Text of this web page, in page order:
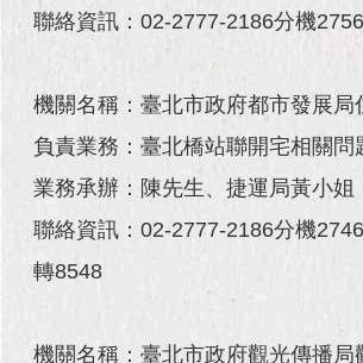
主
題
首
頁
網
導
English
聯絡資訊：02-2777-2186分機2756
機關名稱：臺北市政府都市發展局
負責業務：臺北橋站聯開宅相關問
業務承辦：陳先生、捷運局黃小姐
聯絡資訊：02-2777-2186分機
轉8548
機關名稱：臺北市政府觀光傳播局